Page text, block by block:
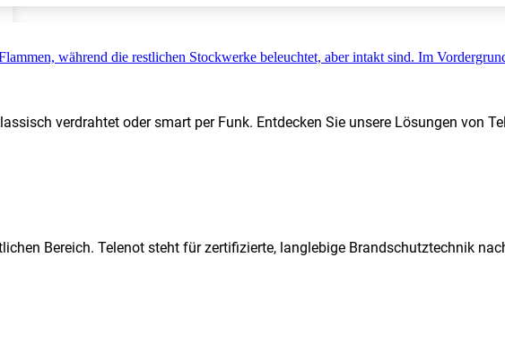
verdrahtet oder smart per Funk. Entdecken Sie unsere Lösungen von
Bereich. Telenot steht für zertifizierte, langlebige Brandschutztechnik